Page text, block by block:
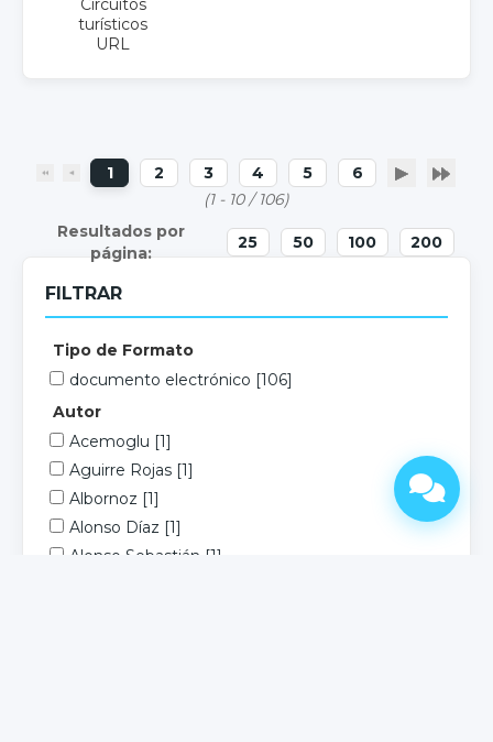
Circuitos
turísticos
URL
1 2 3 4 5
6
(1 - 10 / 106)
25 50 100 200
FILTRAR
Tipo de Formato
documento electrónico [106]
Autor
Acemoglu [1]
Aguirre Rojas [1]
Albornoz [1]
Alonso Díaz [1]
Alonso Sebastián [1]